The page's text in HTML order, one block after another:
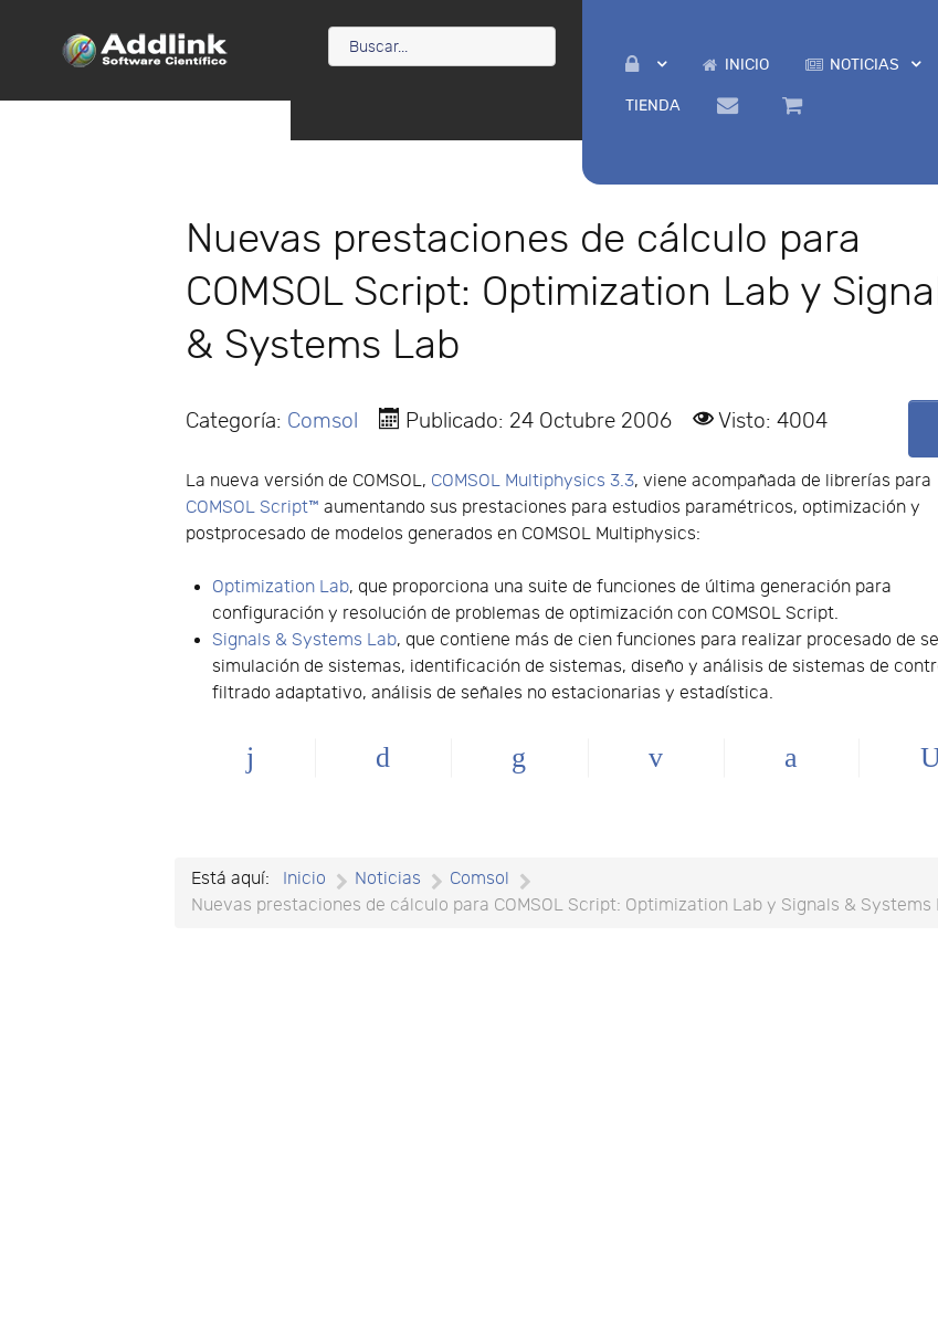
INICIO NOTICIAS
TIENDA
Nuevas prestaciones de cálculo para
COMSOL Script: Optimization Lab y
& Systems Lab
Categoría: Comsol Publicado: 24 Octubre 2006 Visto: 4004
La nueva versión de COMSOL, COMSOL Multiphysics 3.3, viene acompañada de librerías para
COMSOL Script™ aumentando sus prestaciones para estudios paramétricos, optimización y
postprocesado de modelos generados en COMSOL Multiphysics:
Optimization Lab, que proporciona una suite de funciones de última generación para
configuración y resolución de problemas de optimización con COMSOL Script.
Signals & Systems Lab, que contiene más de cien funciones para realizar procesado de
simulación de sistemas, identificación de sistemas, diseño y análisis de sistemas de
filtrado adaptativo, análisis de señales no estacionarias y estadística.
Está aquí: Inicio Noticias
Comsol
Nuevas prestaciones de cálculo para COMSOL Script: Optimization Lab y Signals & Systems